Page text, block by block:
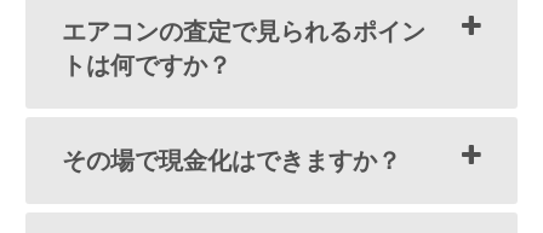
エアコンの査定で見られるポイン
トは何ですか？
その場で現金化はできますか？